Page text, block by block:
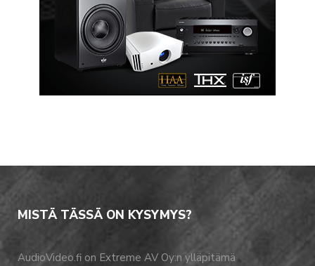
MISTÄ TÄSSÄ ON KYSYMYS?
AudioVideo.fi on Extreme AV Oy:n ylläpitämä